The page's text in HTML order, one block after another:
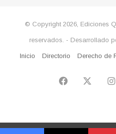
© Copyright 2026, Ediciones
reservados. - Desarrollado
Inicio Directorio Derecho de
Facebook